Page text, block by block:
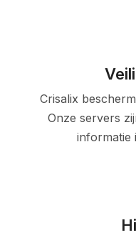
Crisalix
Onze servers
informatie